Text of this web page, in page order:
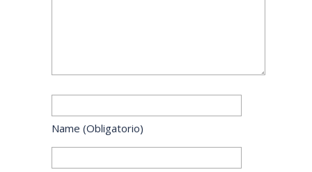
Name (obligatorio)